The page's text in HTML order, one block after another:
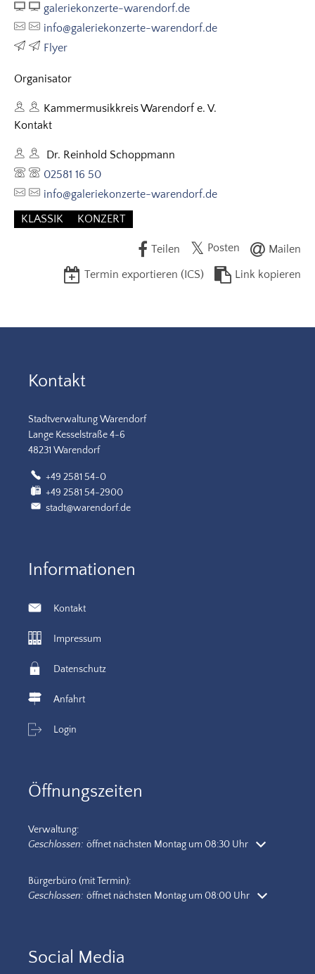
galeriekonzerte-warendorf.de
info@galeriekonzerte-warendorf.de
Flyer
Organisator
Kammermusikkreis Warendorf e. V.
Kontakt
Dr. Reinhold Schoppmann
02581 16 50
info@galeriekonzerte-warendorf.de
KLASSIK
KONZERT
Teilen Posten
Mailen
Termin exportieren (ICS)
Link kopieren
Kontakt
Stadtverwaltung Warendorf
Lange Kesselstraße 4-6
48231 Warendorf
+49 2581 54-0
+49 2581 54-2900
stadt@warendorf.de
Informationen
Kontakt
Impressum
Datenschutz
Anfahrt
Login
Öffnungszeiten
Verwaltung:
Klicken, um weitere Öffnungs- oder Schließzeiten auszublenden
Geschlossen: öffnet nächsten Montag um 08:30 Uhr
Bürgerbüro (mit Termin):
Klicken, um weitere Öffnungs- oder Schließzeiten auszublenden
Geschlossen: öffnet nächsten Montag um 08:00 Uhr
Social Media